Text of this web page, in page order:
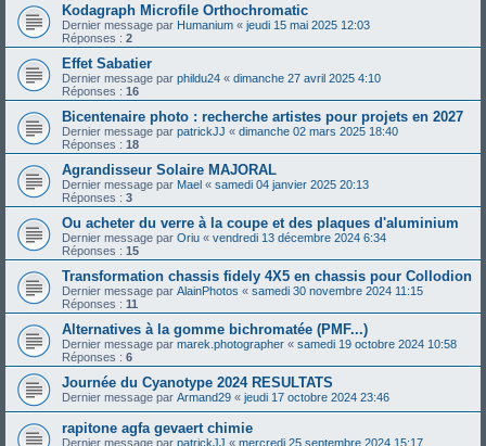
Kodagraph Microfile Orthochromatic
Dernier message par Humanium « jeudi 15 mai 2025 12:03
Réponses : 2
Effet Sabatier
Dernier message par phildu24 « dimanche 27 avril 2025 4:10
Réponses : 16
Bicentenaire photo : recherche artistes pour projets en 2027
Dernier message par patrickJJ « dimanche 02 mars 2025 18:40
Réponses : 18
Agrandisseur Solaire MAJORAL
Dernier message par Mael « samedi 04 janvier 2025 20:13
Réponses : 3
Ou acheter du verre à la coupe et des plaques d'aluminium
Dernier message par Oriu « vendredi 13 décembre 2024 6:34
Réponses : 15
Transformation chassis fidely 4X5 en chassis pour Collodion
Dernier message par AlainPhotos « samedi 30 novembre 2024 11:15
Réponses : 11
Alternatives à la gomme bichromatée (PMF...)
Dernier message par marek.photographer « samedi 19 octobre 2024 10:58
Réponses : 6
Journée du Cyanotype 2024 RESULTATS
Dernier message par Armand29 « jeudi 17 octobre 2024 23:46
rapitone agfa gevaert chimie
Dernier message par patrickJJ « mercredi 25 septembre 2024 15:17